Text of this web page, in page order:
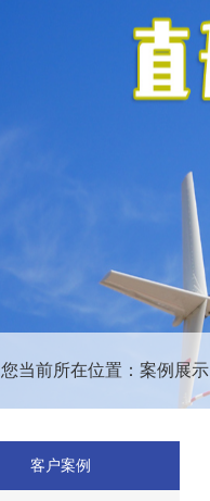
您当前所在位置：案例展示
客户案例